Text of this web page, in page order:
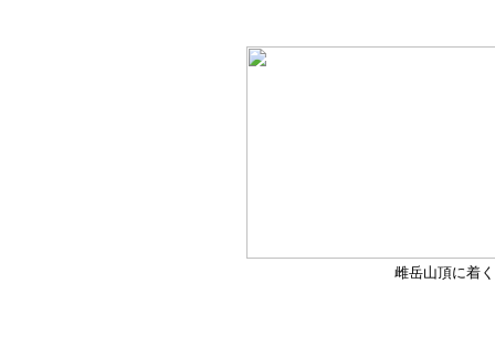
雌岳山頂に着